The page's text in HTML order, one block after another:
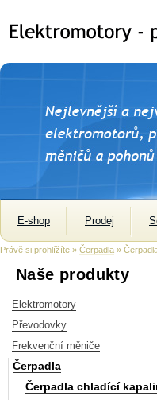
E-shop Prodej
Právě si prohlížíte » Čerpadla »
Naše produkty
Elektromotory
Převodovky
Frekvenční měniče
Čerpadla
Čerpadla chladící